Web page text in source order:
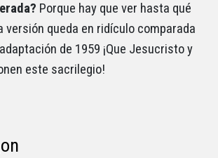
Porque hay que ver hasta qué
versión queda en ridículo comparada
de 1959 ¡Que Jesucristo y
este sacrilegio!